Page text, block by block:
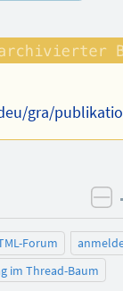
gra/
Forum
im Thread-Baum